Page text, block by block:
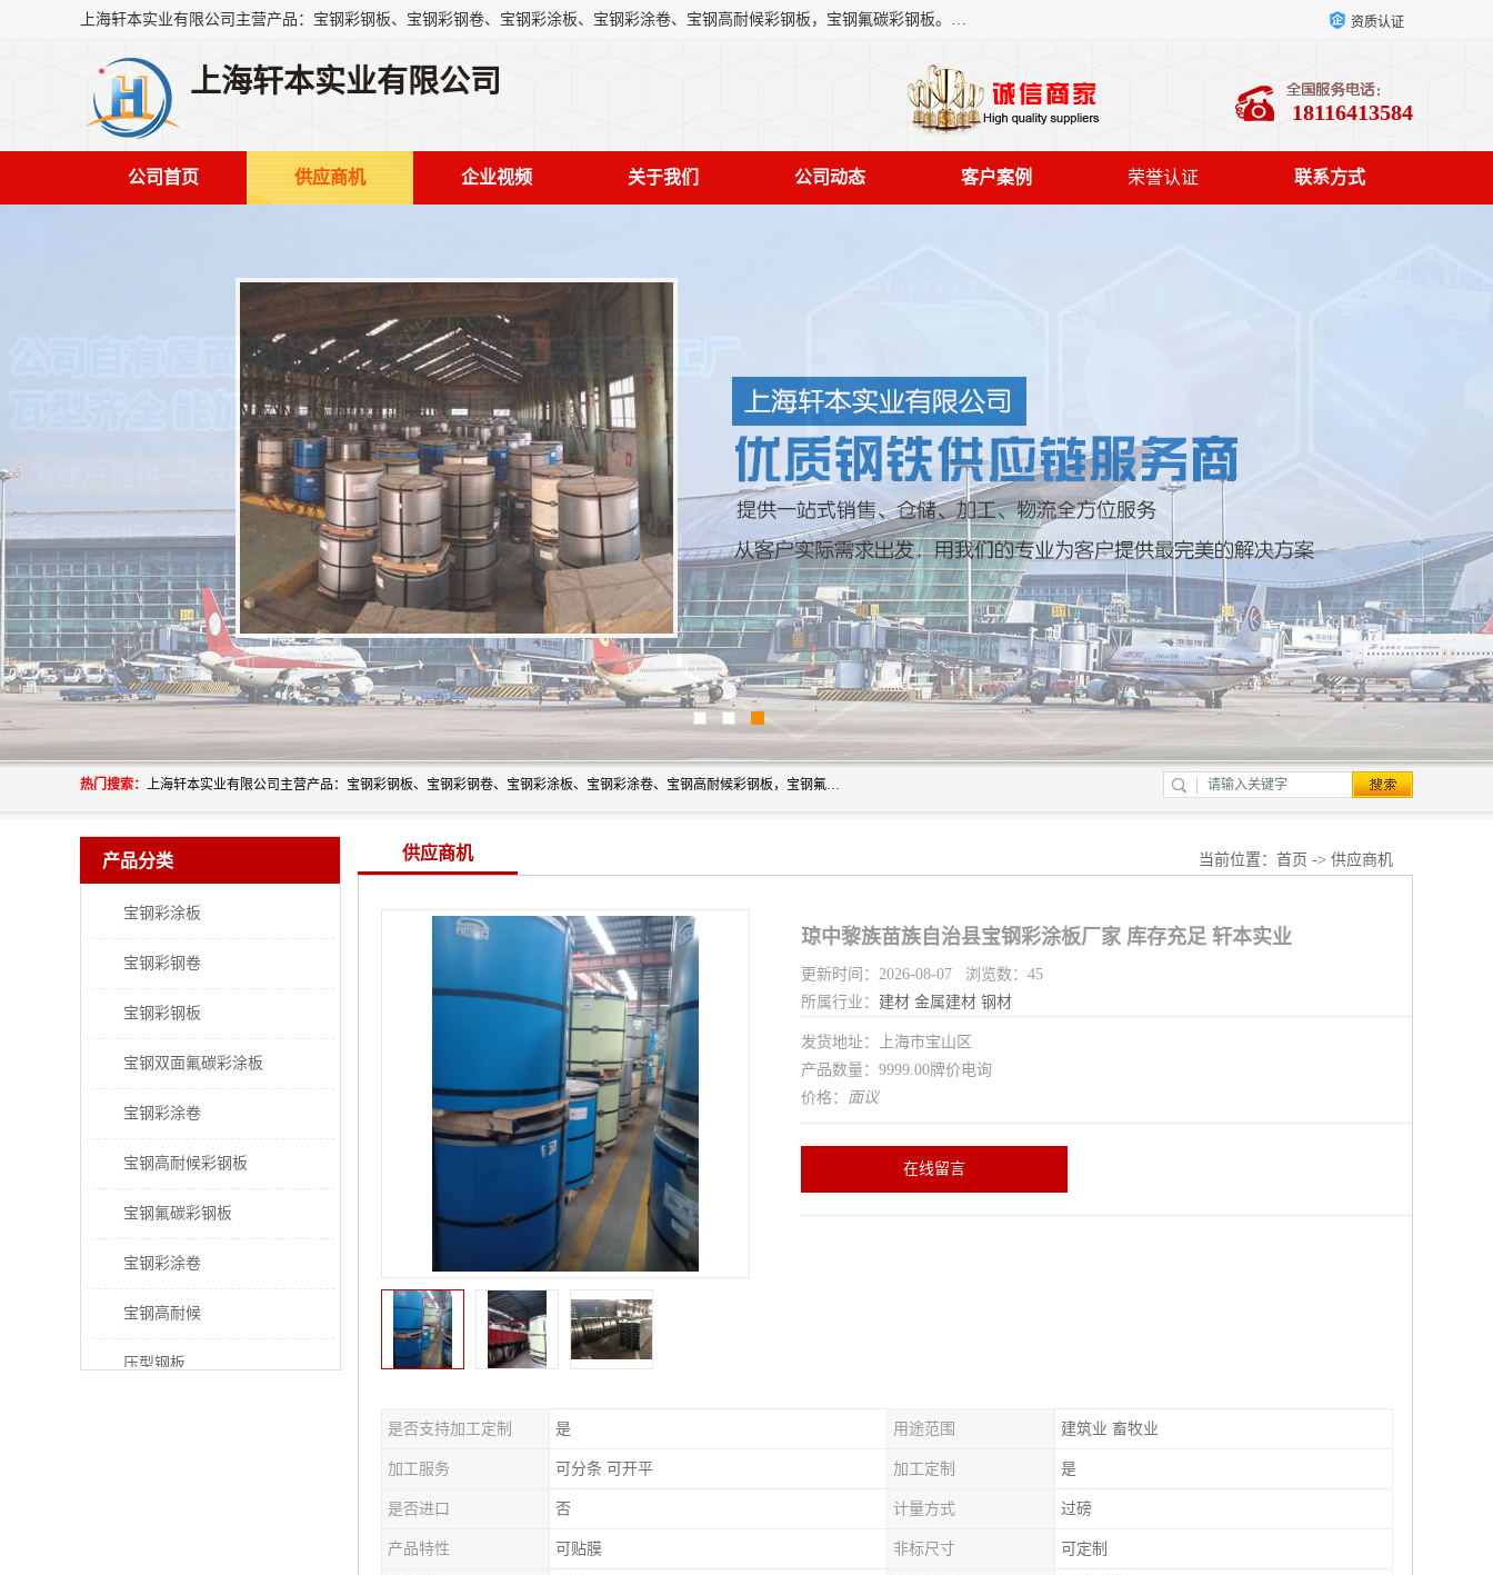
上海轩本实业有限公司主营产品：宝钢彩钢板、宝钢彩钢卷、宝钢彩涂板、宝钢彩涂卷、宝钢高耐候彩钢板，宝钢氟碳彩钢板。是一家集钢铁贸易，物流、加工为一体的产业全配套公司。 资质认证
上海轩本实业有限公司
18116413584
公司首页 供应商机 企业视频 关于我们 公司动态 客户案例 荣誉认证 联系方式
热门搜索： 上海轩本实业有限公司主营产品：宝钢彩钢板、宝钢彩钢卷、宝钢彩涂板、宝钢彩涂卷、宝钢高耐候彩钢板，宝钢氟碳彩钢板。是一家集钢铁贸易，物流、加工为一体的产业全配套公司。
产品分类
宝钢彩涂板
宝钢彩钢卷
宝钢彩钢板
宝钢双面氟碳彩涂板
宝钢彩涂卷
宝钢高耐候彩钢板
宝钢氟碳彩钢板
宝钢彩涂卷
宝钢高耐候
压型钢板
供应商机 当前位置： 首页 -> 供应商机
琼中黎族苗族自治县宝钢彩涂板厂家 库存充足 轩本实业
更新时间：2026-08-07 浏览数：45
所属行业： 建材 金属建材 钢材
发货地址：上海市宝山区
产品数量：9999.00牌价电询
价格： 面议
在线留言
是否支持加工定制 是 用途范围 建筑业 畜牧业
加工服务 可分条 可开平 加工定制 是
是否进口 否 计量方式 过磅
产品特性 可贴膜 非标尺寸 可定制